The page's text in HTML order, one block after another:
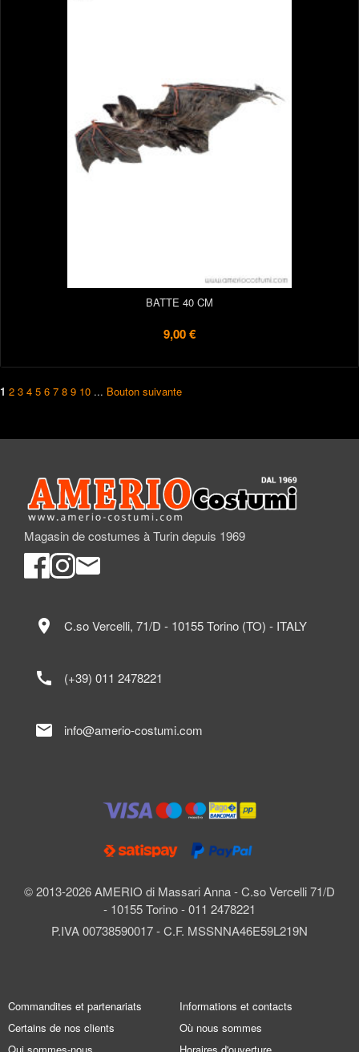
BATTE 40 CM
9,00 €
1 2 3 4 5 6 7 8 9 10 ... Bouton suivante
Magasin de costumes à Turin depuis 1969
© 2013-2026 AMERIO di Massari Anna - C.so Vercelli 71/D
- 10155 Torino - 011 2478221
P.IVA 00738590017 - C.F. MSSNNA46E59L219N
location_on C.so Vercelli, 71/D - 10155 Torino (TO) - ITALY
call (+39) 011 2478221
mail info@amerio-costumi.com
Commandites et partenariats
Certains de nos clients
Informations et contacts
Où nous sommes